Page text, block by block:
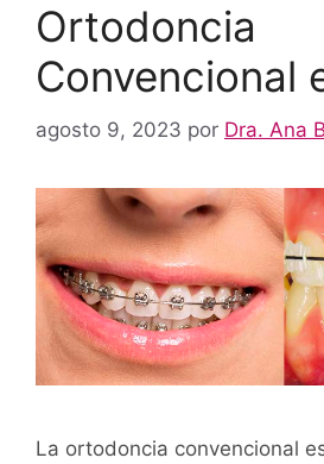
Ortodoncia
Convencional
agosto 9, 2023 por Dra. Ana
La ortodoncia convencional